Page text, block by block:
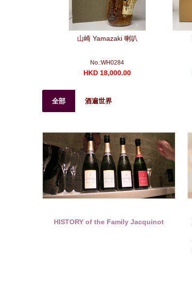
山崎 Yamazaki 喇叭
No.:WH0284
HKD 18,000.00
全部 酒遍世界
HISTORY of the Family Jacquinot